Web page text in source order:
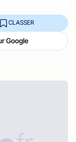
CLASSER
Google